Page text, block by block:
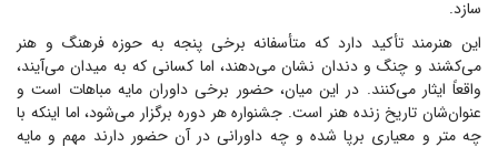
سازد.
این هنرمند تأکید دارد که متأسفانه برخی پنجه به حوزه فرهنگ و هنر
می‌کشند و چنگ و دندان نشان می‌دهند، اما کسانی که به میدان می‌آیند،
واقعاً ایثار می‌کنند. در این میان، حضور برخی داوران مایه مباهات است و
عنوان‌شان تاریخ زنده هنر است. جشنواره هر دوره برگزار می‌شود، اما اینکه با
چه متر و معیاری برپا شده و چه داورانی در آن حضور دارند مهم و مایه